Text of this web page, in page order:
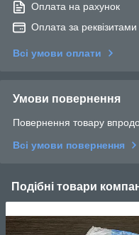
Оплата на рахунок
Оплата за реквізитами
Всі умови оплати
Умови повернення
Повернення товару
Всі умови повернення
Подібні товари